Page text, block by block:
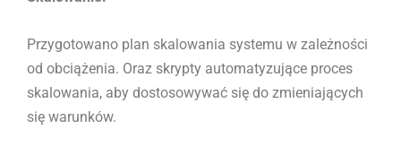
Przygotowano plan skalowania systemu w zależności
od obciążenia. Oraz skrypty automatyzujące proces
skalowania, aby dostosowywać się do zmieniających
się warunków.